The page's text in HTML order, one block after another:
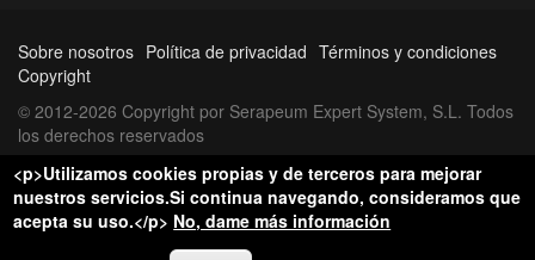
Sobre nosotros Política de privacidad Términos y condiciones
Copyright
© 2012-2026 Copyright por Serapeum Expert System, S.L. Todos
los derechos reservados
<p>Utilizamos cookies propias y de terceros para mejorar
nuestros servicios.Si continua navegando, consideramos que
acepta su uso.</p> No, dame más información